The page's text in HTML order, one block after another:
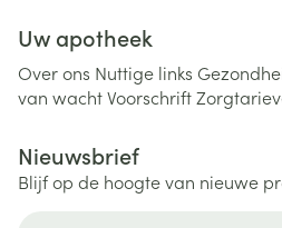
Uw apotheek
Over ons Nuttige links
van wachtVoorschrift
Nieuwsbrief
Blijf op de hoogte van nieuwe